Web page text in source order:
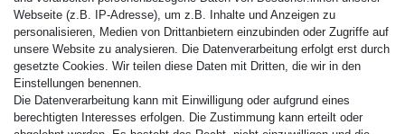
Citizen Armband
M. Lacroix Armband
J. Lemans Armband
Uhrenarmbänder - Alle
Sicherheit
Webseite (z.B. IP-Adresse), um z.B. Inhalte und Anzeigen zu
personalisieren, Medien von Drittanbietern einzubinden oder Zugriffe auf
unsere Website zu analysieren. Die Datenverarbeitung erfolgt erst durch
gesetzte Cookies. Wir teilen diese Daten mit Dritten, die wir in den
Einstellungen benennen.
Die Datenverarbeitung kann mit Einwilligung oder aufgrund eines
berechtigten Interesses erfolgen. Die Zustimmung kann erteilt oder